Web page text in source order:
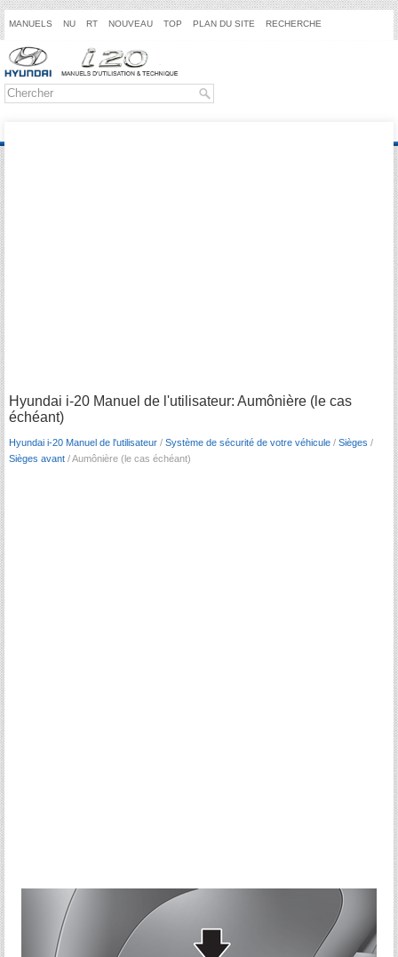
MANUELS NU RT NOUVEAU TOP PLAN DU SITE RECHERCHE
Hyundai i-20 Manuel de l'utilisateur: Aumônière (le cas
échéant)
Hyundai i-20 Manuel de l'utilisateur / Système de sécurité de votre véhicule / Sièges /
Sièges avant / Aumônière (le cas échéant)